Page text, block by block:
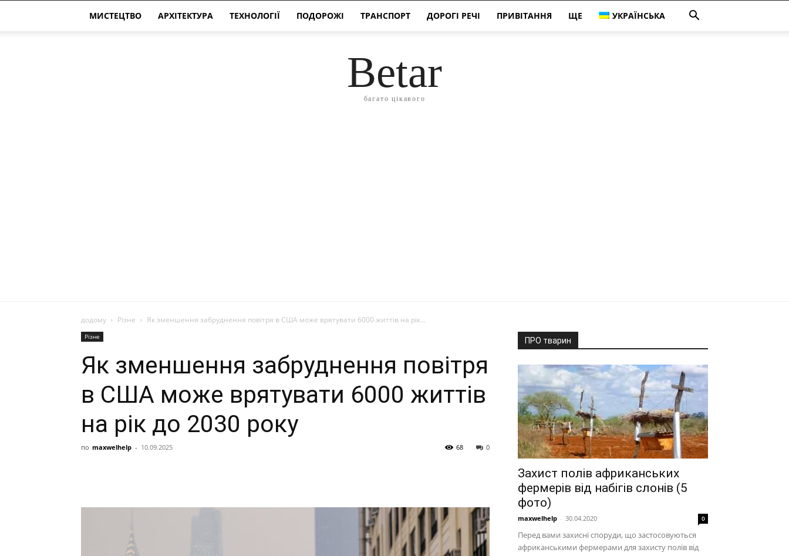
МИСТЕЦТВО АРХІТЕКТУРА ТЕХНОЛОГІЇ ПОДОРОЖІ ТРАНСПОРТ ДОРОГІ РЕЧІ ПРИВІТАННЯ ЩЕ УКРАЇНСЬКА
Betar
багато цікавого
додому Різне Як зменшення забруднення повітря в США може врятувати 6000 життів на рік...
Різне
Як зменшення забруднення повітря
в США може врятувати 6000 життів
на рік до 2030 року
по maxwelhelp - 10.09.2025 0
68
ПРО тварин
Захист полів африканських
фермерів від набігів слонів (5
фото)
maxwelhelp - 30.04.2020 0
Перед вами захисні споруди, що застосовуються
африканськими фермерами для захисту полів від